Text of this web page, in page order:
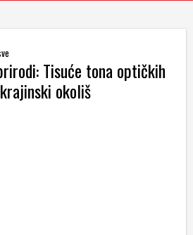
Tisuće tona optičkih
okoliš